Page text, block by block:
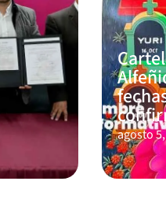
agosto